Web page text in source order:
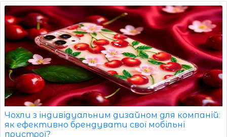
Чохли з індивідуальним дизайном для компаній:
як ефективно брендувати свої мобільні
пристрої?